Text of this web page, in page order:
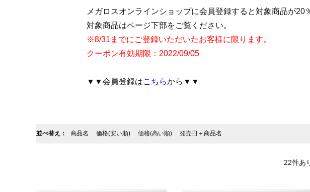
メガロスオンラインショップに会員登録すると対象商品が
対象商品はページ下部をご覧ください。
※8/31までにご登録いただいたお客様に限ります。
クーポン有効期限：2022/09/05
▼▼会員登録はこちらから▼▼
並べ替え： 商品名 価格(安い順) 価格(高い順) 発売日＋商品名
22件あ